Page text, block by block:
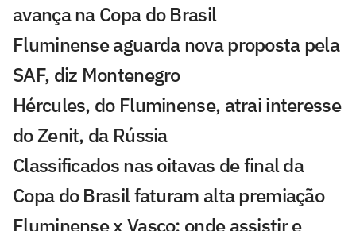
avança na Copa do Brasil
Fluminense aguarda nova proposta pela
SAF, diz Montenegro
Hércules, do Fluminense, atrai interesse
do Zenit, da Rússia
Classificados nas oitavas de final da
Copa do Brasil faturam alta premiação
Fluminense x Vasco: onde assistir e